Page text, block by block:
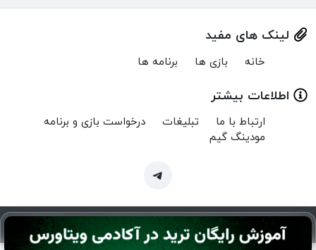
لینک های مفید
خانه بازی ها برنامه ها
اطلاعات بیشتر
ارتباط با ما تبلیغات
درخواست بازی و برنامه
مودینگ گیم
Copyright © 2024 MenuMod.ir | تمام حقوق برای منو مود محفوظ است.